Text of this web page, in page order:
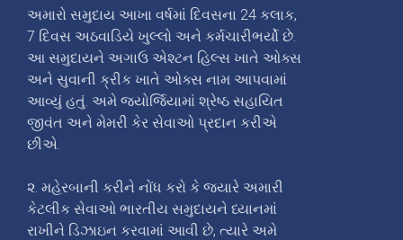
અમારો સમુદાય આખા વર્ષમાં દિવસના 24 કલાક,
7 દિવસ અઠવાડિયે ખુલ્લો અને કર્મચારીભર્યો છે.
આ સમુદાયને અગાઉ એશ્ટન હિલ્સ ખાતે ઓક્સ
અને સુવાની ક્રીક ખાતે ઓક્સ નામ આપવામાં
આવ્યું હતું. અમે જ્યોર્જિયામાં શ્રેષ્ઠ સહાયિત
જીવંત અને મેમરી કેર સેવાઓ પ્રદાન કરીએ
છીએ.
૨. મહેરબાની કરીને નોંધ કરો કે જ્યારે અમારી
કેટલીક સેવાઓ ભારતીય સમુદાયને ધ્યાનમાં
રાખીને ડિઝાઇન કરવામાં આવી છે, ત્યારે અમે